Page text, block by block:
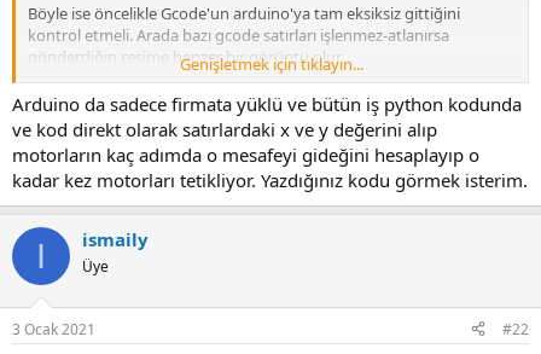
Böyle ise öncelikle Gcode'un arduino'ya tam eksiksiz gittiğini
kontrol etmeli. Arada bazı gcode satırları işlenmez-atlanırsa
gönderdiğin resime benzer bir görüntü olur.
Burada sorun yoksa arduino üzerindeki koda odaklanmak gerek.
Lineer, dairesel enterpolasyonlar için nasıl bir algoritma
kullanıyorsun. Rampalama vs.? Doğru kodlandı mı?
Benim de PCB kazıma amaçlı yazdığım bir Gcode yorumlayıcısı var.
32f4disco üzerinde çalışıyor. Sadece g0-1-2-3 destekli.
Genişletmek için tıklayın...
Arduino da sadece firmata yüklü ve bütün iş python kodunda
ve kod direkt olarak satırlardaki x ve y değerini alıp
motorların kaç adımda o mesafeyi gideğini hesaplayıp o
kadar kez motorları tetikliyor. Yazdığınız kodu görmek isterim.
I ismaily
Üye
3 Ocak 2021 #22